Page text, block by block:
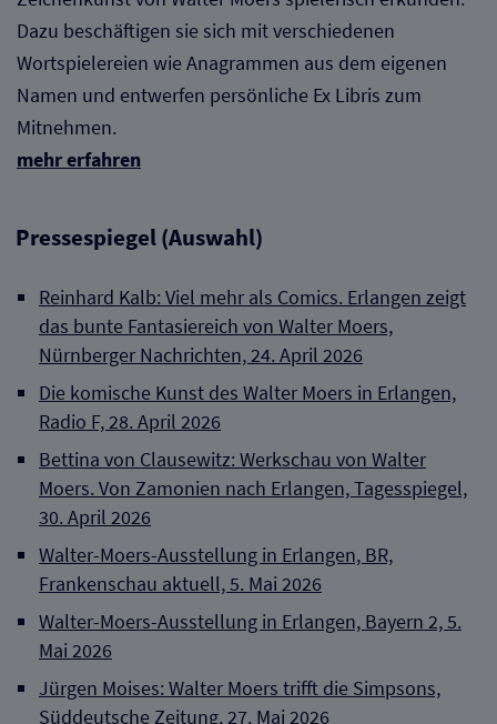
Dazu beschäftigen sie sich mit verschiedenen
Wortspielereien wie Anagrammen aus dem eigenen
Namen und entwerfen persönliche Ex Libris zum
Mitnehmen.
mehr erfahren
Pressespiegel (Auswahl)
Reinhard Kalb: Viel mehr als Comics. Erlangen zeigt
das bunte Fantasiereich von Walter Moers,
Nürnberger Nachrichten, 24. April 2026
Die komische Kunst des Walter Moers in Erlangen,
Radio F, 28. April 2026
Bettina von Clausewitz: Werkschau von Walter
Moers. Von Zamonien nach Erlangen, Tagesspiegel,
30. April 2026
Walter-Moers-Ausstellung in Erlangen, BR,
Frankenschau aktuell, 5. Mai 2026
Walter-Moers-Ausstellung in Erlangen, Bayern 2, 5.
Mai 2026
Jürgen Moises: Walter Moers trifft die Simpsons,
Süddeutsche Zeitung, 27. Mai 2026